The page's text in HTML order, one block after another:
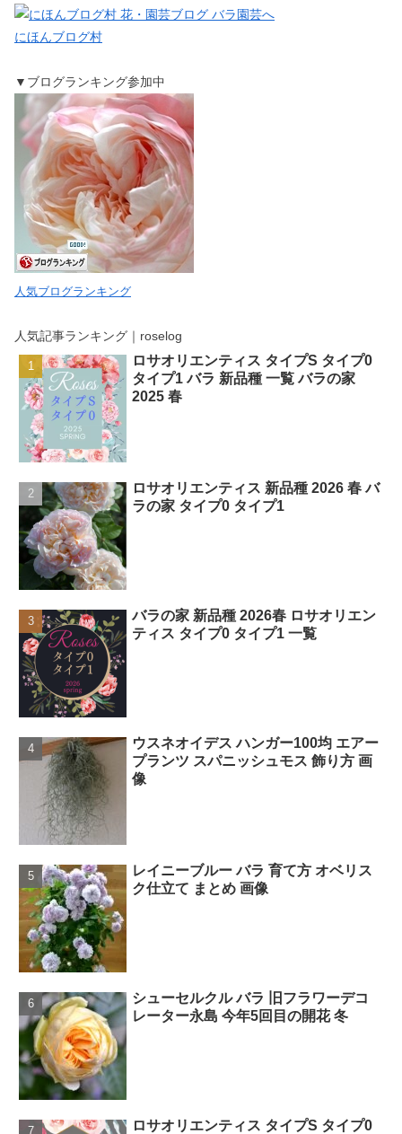
にほんブログ村
▼ブログランキング参加中
人気ブログランキング
人気記事ランキング｜roselog
ロサオリエンティス タイプS タイプ0
タイプ1 バラ 新品種 一覧 バラの家
2025 春
ロサオリエンティス 新品種 2026 春 バ
ラの家 タイプ0 タイプ1
バラの家 新品種 2026春 ロサオリエン
ティス タイプ0 タイプ1 一覧
ウスネオイデス ハンガー100均 エアー
プランツ スパニッシュモス 飾り方 画
像
レイニーブルー バラ 育て方 オベリス
ク仕立て まとめ 画像
シューセルクル バラ 旧フラワーデコ
レーター永島 今年5回目の開花 冬
ロサオリエンティス タイプS タイプ0